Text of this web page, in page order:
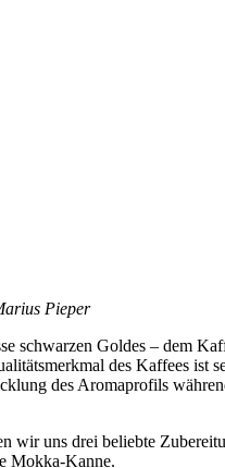
Pieper
schwarzen Goldes – dem
des Kaffees ist
des Aromaprofils
wir uns drei beliebte
Mokka-Kanne.